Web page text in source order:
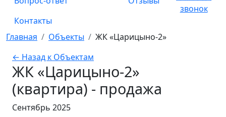
Контакты
звонок
Главная Объекты
ЖК «Царицыно-2»
← Назад к Объектам
ЖК «Царицыно-2»
(квартира) - продажа
Сентябрь 2025